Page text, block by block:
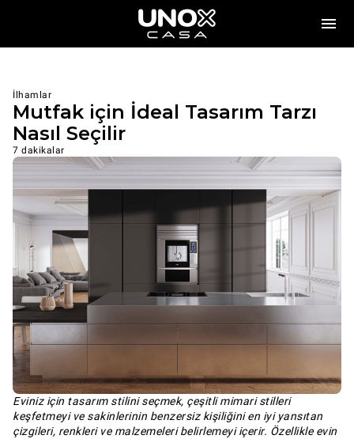
İlhamlar
Mutfak için İdeal Tasarım Tarzı
Nasıl Seçilir
7 dakikalar
Eviniz için tasarım stilini seçmek, çeşitli mimari stilleri
keşfetmeyi ve sakinlerinin benzersiz kişiliğini en iyi yansıtan
çizgileri, renkleri ve malzemeleri belirlemeyi içerir. Özellikle evin